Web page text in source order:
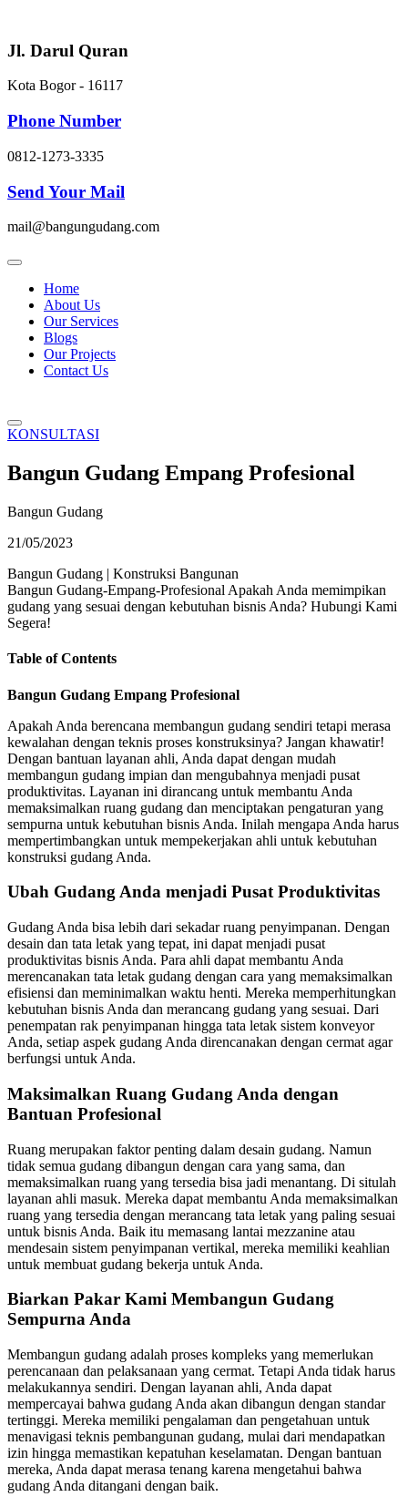
content
Jl. Darul Quran
Kota Bogor - 16117
Phone Number
0812-1273-3335
Send Your Mail
mail@bangungudang.com
Home
About Us
Our Services
Blogs
Our Projects
Contact Us
KONSULTASI
Bangun Gudang Empang Profesional
Bangun Gudang
21/05/2023
Bangun Gudang | Konstruksi Bangunan
Bangun Gudang-Empang-Profesional Apakah Anda memimpikan
gudang yang sesuai dengan kebutuhan bisnis Anda? Hubungi Kami
Segera!
Table of Contents
Bangun Gudang Empang Profesional
Apakah Anda berencana membangun gudang sendiri tetapi merasa
kewalahan dengan teknis proses konstruksinya? Jangan khawatir!
Dengan bantuan layanan ahli, Anda dapat dengan mudah
membangun gudang impian dan mengubahnya menjadi pusat
produktivitas. Layanan ini dirancang untuk membantu Anda
memaksimalkan ruang gudang dan menciptakan pengaturan yang
sempurna untuk kebutuhan bisnis Anda. Inilah mengapa Anda harus
mempertimbangkan untuk mempekerjakan ahli untuk kebutuhan
konstruksi gudang Anda.
Ubah Gudang Anda menjadi Pusat Produktivitas
Gudang Anda bisa lebih dari sekadar ruang penyimpanan. Dengan
desain dan tata letak yang tepat, ini dapat menjadi pusat
produktivitas bisnis Anda. Para ahli dapat membantu Anda
merencanakan tata letak gudang dengan cara yang memaksimalkan
efisiensi dan meminimalkan waktu henti. Mereka memperhitungkan
kebutuhan bisnis Anda dan merancang gudang yang sesuai. Dari
penempatan rak penyimpanan hingga tata letak sistem konveyor
Anda, setiap aspek gudang Anda direncanakan dengan cermat agar
berfungsi untuk Anda.
Maksimalkan Ruang Gudang Anda dengan
Bantuan Profesional
Ruang merupakan faktor penting dalam desain gudang. Namun
tidak semua gudang dibangun dengan cara yang sama, dan
memaksimalkan ruang yang tersedia bisa jadi menantang. Di situlah
layanan ahli masuk. Mereka dapat membantu Anda memaksimalkan
ruang yang tersedia dengan merancang tata letak yang paling sesuai
untuk bisnis Anda. Baik itu memasang lantai mezzanine atau
mendesain sistem penyimpanan vertikal, mereka memiliki keahlian
untuk membuat gudang bekerja untuk Anda.
Biarkan Pakar Kami Membangun Gudang
Sempurna Anda
Membangun gudang adalah proses kompleks yang memerlukan
perencanaan dan pelaksanaan yang cermat. Tetapi Anda tidak harus
melakukannya sendiri. Dengan layanan ahli, Anda dapat
mempercayai bahwa gudang Anda akan dibangun dengan standar
tertinggi. Mereka memiliki pengalaman dan pengetahuan untuk
menavigasi teknis pembangunan gudang, mulai dari mendapatkan
izin hingga memastikan kepatuhan keselamatan. Dengan bantuan
mereka, Anda dapat merasa tenang karena mengetahui bahwa
gudang Anda ditangani dengan baik.